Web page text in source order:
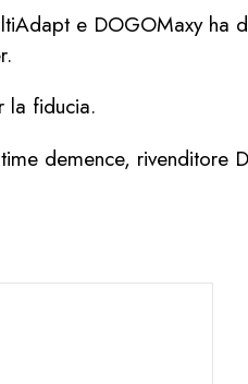
e DOGOMaxy ha
la fiducia.
demence, rivenditore